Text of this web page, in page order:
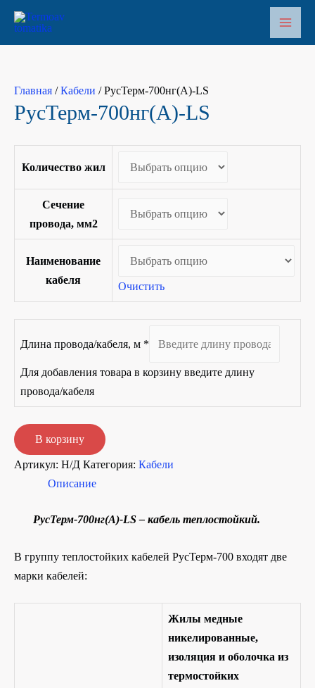
Перейти
содержимому
Main
Главная /Кабели / РусТерм-700нг(А)-LS
РусТерм-700нг(А)-LS
Количество жил
Сечение
провода, мм2
Наименование
кабеля
Очистить
Длина провода/кабеля, м *
Для добавления товара в корзину введите длину
провода/кабеля
Количество
товара
РусТерм-700нг(А)-
В корзину
Артикул: Н/Д Категория: Кабели
Описание
РусТерм-700нг(А)-LS – кабель теплостойкий.
В группу теплостойких кабелей РусТерм-700 входят две
марки кабелей:
Жилы медные
никелированные,
изоляция и оболочка из
термостойких